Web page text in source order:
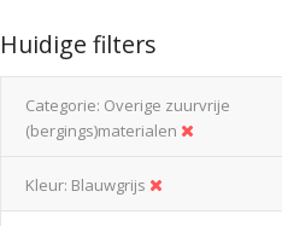
Huidige filters
Categorie Overige zuurvrije
(bergings)materialen
Kleur Blauwgrijs